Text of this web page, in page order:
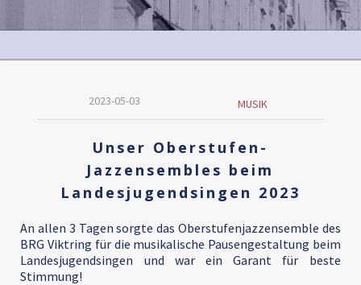
2023-05-03 MUSIK
Unser Oberstufen-
Jazzensembles beim
Landesjugendsingen 2023
An allen 3 Tagen sorgte das Oberstufenjazzensemble des
BRG Viktring für die musikalische Pausengestaltung beim
Landesjugendsingen und war ein Garant für beste
Stimmung!